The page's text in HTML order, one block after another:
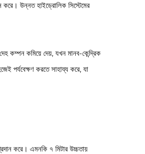
করে। উন্নত হাইড্রোলিক সিস্টেমের
কম্পন কমিয়ে দেয়, যখন মানব-কেন্দ্রিক
পর্যবেক্ষণ করতে সাহায্য করে, যা
করে। এমনকি ৭ মিটার উচ্চতায়